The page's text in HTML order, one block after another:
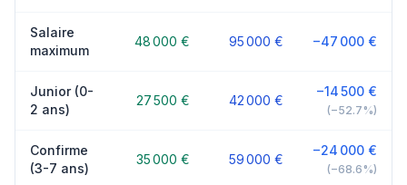
Salaire
maximum
48 000 € 95 000 € −47 000 €
Junior (0-
2 ans)
27 500 € 42 000 €
−14 500 €
(−52.7%)
Confirme
(3-7 ans)
35 000 € 59 000 €
−24 000 €
(−68.6%)